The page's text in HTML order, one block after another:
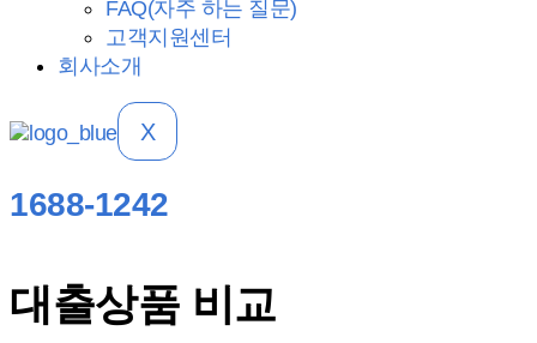
FAQ(자주 하는 질문)
고객지원센터
회사소개
X
1688-1242
대출상품 비교